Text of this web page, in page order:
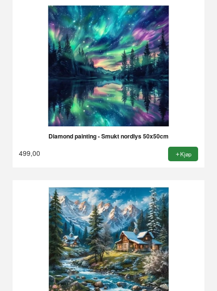
Diamond painting - Smukt nordlys 50x50cm
499,00 Kjøp